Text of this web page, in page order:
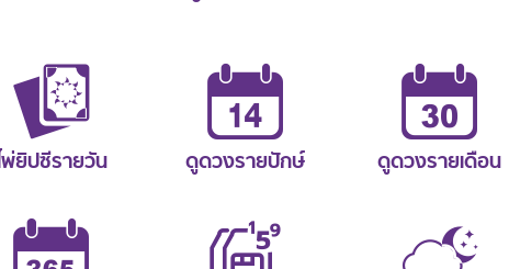
ไพ่ยิปซีรายวัน ดูดวงรายปักษ์ ดูดวงรายเดือน